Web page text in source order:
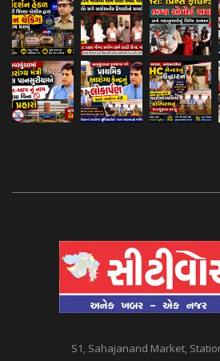
S1, Sahajanand Market,